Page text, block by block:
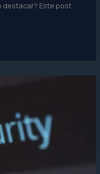
destacar? Este post